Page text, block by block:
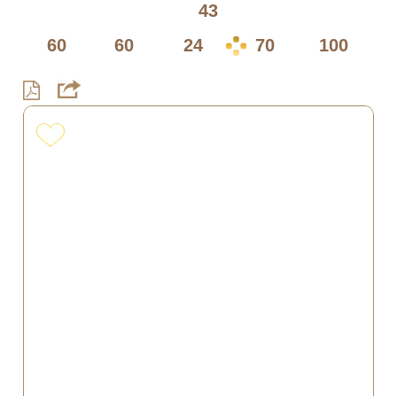
43
60
60 24 70 100